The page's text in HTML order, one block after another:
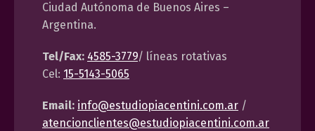
Ciudad Autónoma de Buenos Aires –
Argentina.
Tel/Fax: 4585-3779/ líneas rotativas
Cel: 15-5143-5065
Email: info@estudiopiacentini.com.ar /
atencionclientes@estudiopiacentini.com.ar